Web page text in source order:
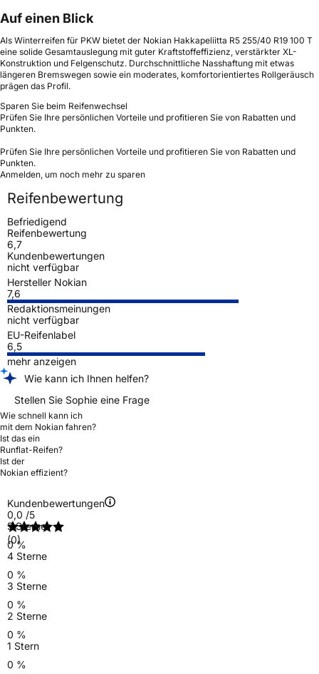
Auf einen Blick
Als Winterreifen für PKW bietet der Nokian Hakkapeliitta R5 255/40 R19 100 T
eine solide Gesamtauslegung mit guter Kraftstoffeffizienz, verstärkter XL-
Konstruktion und Felgenschutz. Durchschnittliche Nasshaftung mit etwas
längeren Bremswegen sowie ein moderates, komfortorientiertes Rollgeräusch
prägen das Profil.
Sparen Sie beim Reifenwechsel
Prüfen Sie Ihre persönlichen Vorteile und profitieren Sie von Rabatten und
Punkten.
Prüfen Sie Ihre persönlichen Vorteile und profitieren Sie von Rabatten und
Punkten.
Anmelden, um noch mehr zu sparen
Reifenbewertung
Befriedigend
Reifenbewertung
6,7
Kundenbewertungen
nicht verfügbar
Hersteller Nokian
7,6
Redaktionsmeinungen
nicht verfügbar
EU-Reifenlabel
6,5
mehr anzeigen
Wie kann ich Ihnen helfen?
Stellen Sie Sophie eine Frage
Wie schnell kann ich
mit dem Nokian fahren?
Ist das ein
Runflat-Reifen?
Ist der
Nokian effizient?
Kundenbewertungen
0,0 /5
(0)
5 Sterne
0 %
4 Sterne
0 %
3 Sterne
0 %
2 Sterne
0 %
1 Stern
0 %